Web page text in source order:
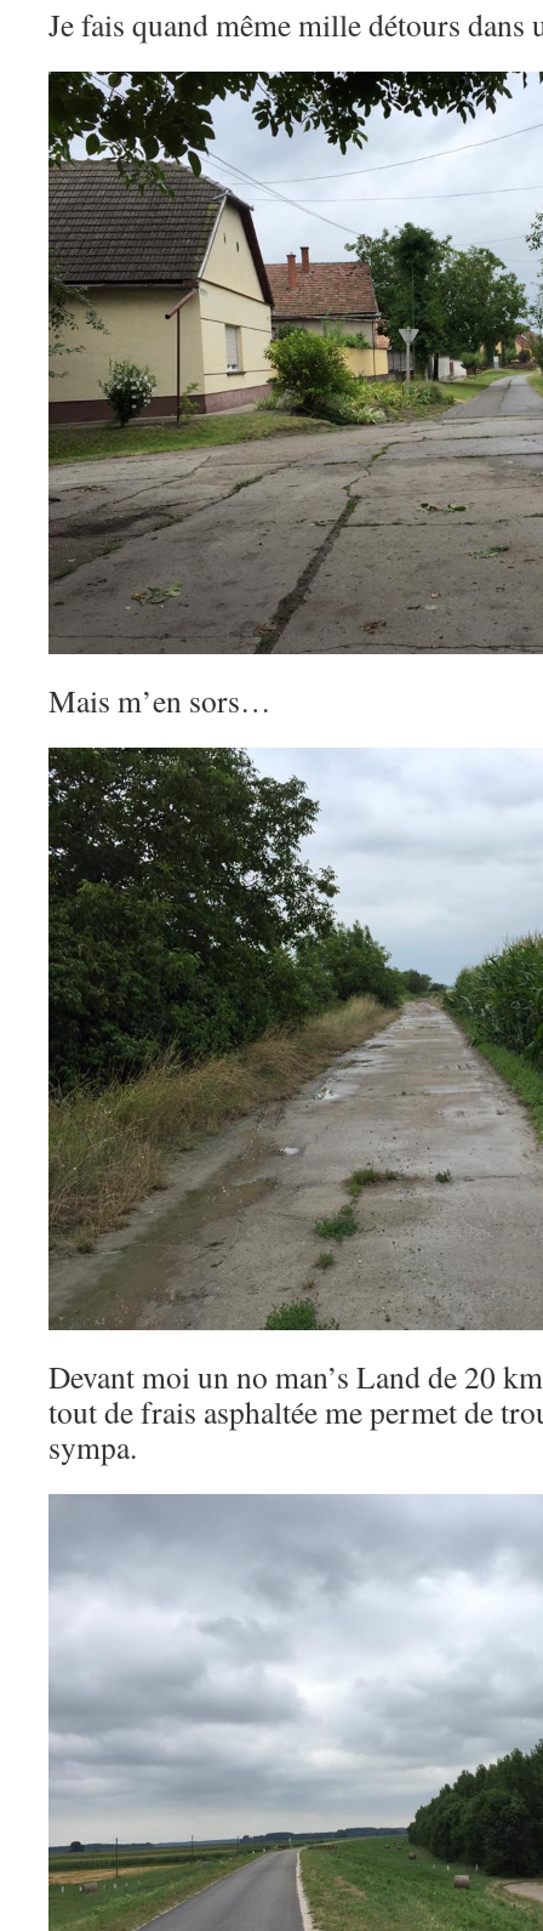
Je fais quand même mille détours
Mais m’en sors…
Devant moi un no man’s Land de 20
tout de frais asphaltée me permet de
sympa.